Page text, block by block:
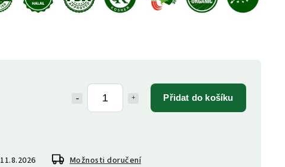
Přidat do košíku
11.8.2026 Možnosti doručení